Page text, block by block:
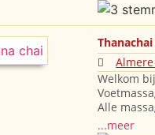
Welkom
Alle
...meer